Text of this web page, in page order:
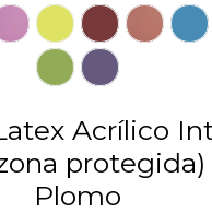
Acrílico
protegida)
Plomo